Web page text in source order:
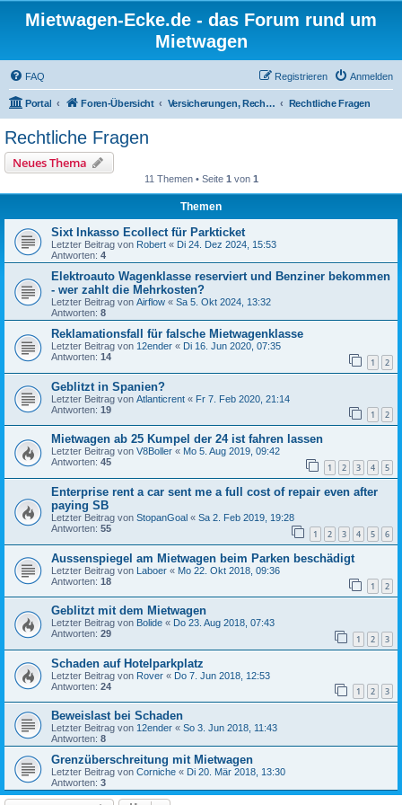
Mietwagen-Ecke.de - das Forum rund um
Mietwagen
FAQ Anmelden
Registrieren
Portal Foren-Übersicht Versicherungen, Recht, Unfall Rechtliche Fragen
Rechtliche Fragen
Neues Thema
11 Themen • Seite 1 von 1
Themen
Sixt Inkasso Ecollect für Parkticket
Letzter Beitrag von Robert « Di 24. Dez 2024, 15:53
Antworten: 4
Elektroauto Wagenklasse reserviert und Benziner bekommen
- wer zahlt die Mehrkosten?
Letzter Beitrag von Airflow « Sa 5. Okt 2024, 13:32
Antworten: 8
Reklamationsfall für falsche Mietwagenklasse
Letzter Beitrag von 12ender « Di 16. Jun 2020, 07:35
Antworten: 14 1 2
Geblitzt in Spanien?
Letzter Beitrag von Atlanticrent « Fr 7. Feb 2020, 21:14
Antworten: 19 1 2
Mietwagen ab 25 Kumpel der 24 ist fahren lassen
Letzter Beitrag von V8Boller « Mo 5. Aug 2019, 09:42
Antworten: 45 1 2 3 4 5
Enterprise rent a car sent me a full cost of repair even after
paying SB
Letzter Beitrag von StopanGoal « Sa 2. Feb 2019, 19:28
Antworten: 55 1 2 3 4 5 6
Aussenspiegel am Mietwagen beim Parken beschädigt
Letzter Beitrag von Laboer « Mo 22. Okt 2018, 09:36
Antworten: 18 1 2
Geblitzt mit dem Mietwagen
Letzter Beitrag von Bolide « Do 23. Aug 2018, 07:43
Antworten: 29 1 2 3
Schaden auf Hotelparkplatz
Letzter Beitrag von Rover « Do 7. Jun 2018, 12:53
Antworten: 24 1 2 3
Beweislast bei Schaden
Letzter Beitrag von 12ender « So 3. Jun 2018, 11:43
Antworten: 8
Grenzüberschreitung mit Mietwagen
Letzter Beitrag von Corniche « Di 20. Mär 2018, 13:30
Antworten: 3